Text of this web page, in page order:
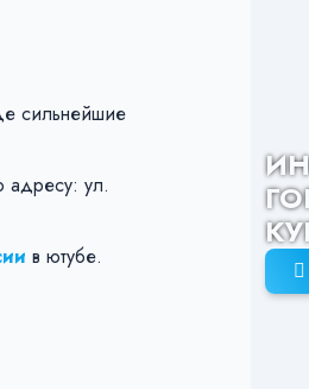
сильнейшие
адресу: ул.
в ютубе.